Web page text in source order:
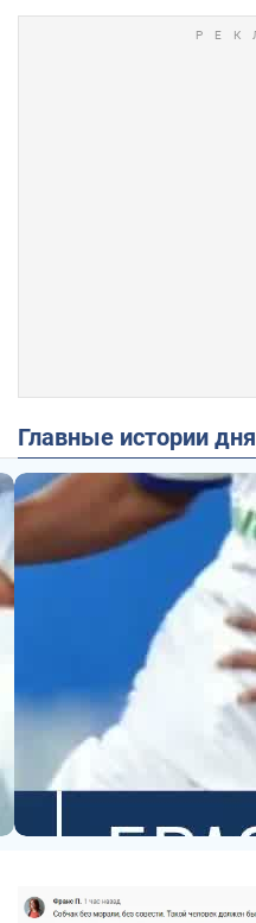
Главные истории дня